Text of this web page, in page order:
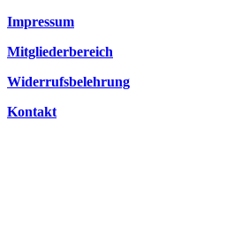
Impressum
Mitgliederbereich
Widerrufsbelehrung
Kontakt